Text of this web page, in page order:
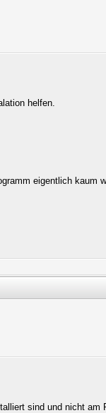
helfen.
eigentlich kaum
sind und nicht